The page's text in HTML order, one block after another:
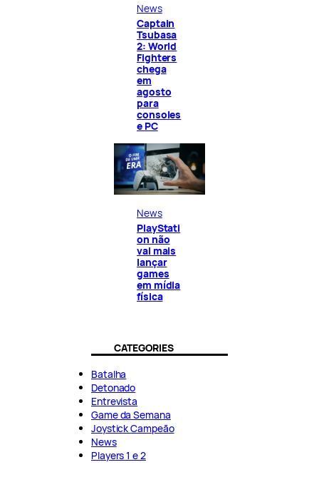
News
Captain
Tsubasa
2: World
Fighters
chega
em
agosto
para
consoles
e PC
News
PlayStati
on não
vai mais
lançar
games
em mídia
física
CATEGORIES
Batalha
Detonado
Entrevista
Game da Semana
Joystick Campeão
News
Players 1 e 2